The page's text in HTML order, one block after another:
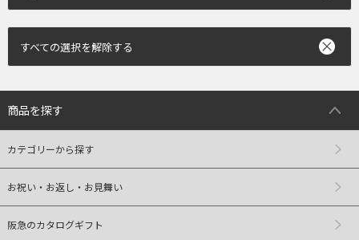
すべての選択を解除する
商品を探す
カテゴリーから探す
お祝い・お返し・お見舞い
阪急のカタログギフト